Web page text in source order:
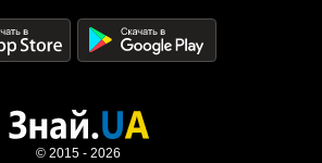
© 2015 - 2026